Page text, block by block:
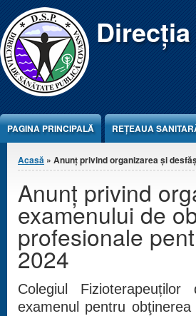
Jump to Content
PAGINA PRINCIPALĂ REŢEAUA
Eşti aici
Acasă » Anunț privind organizarea şi
Anunț privind
examenului de
profesionale
2024
Colegiul
examenul pentru